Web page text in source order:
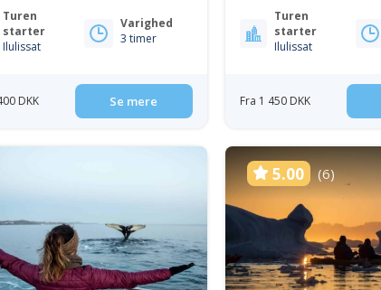
Turen
starter
Ilulissat
Varighed
3 timer
DKK Se mere
Turen
starter
Ilulissat
Fra 1 450 DKK
5.00 (6)